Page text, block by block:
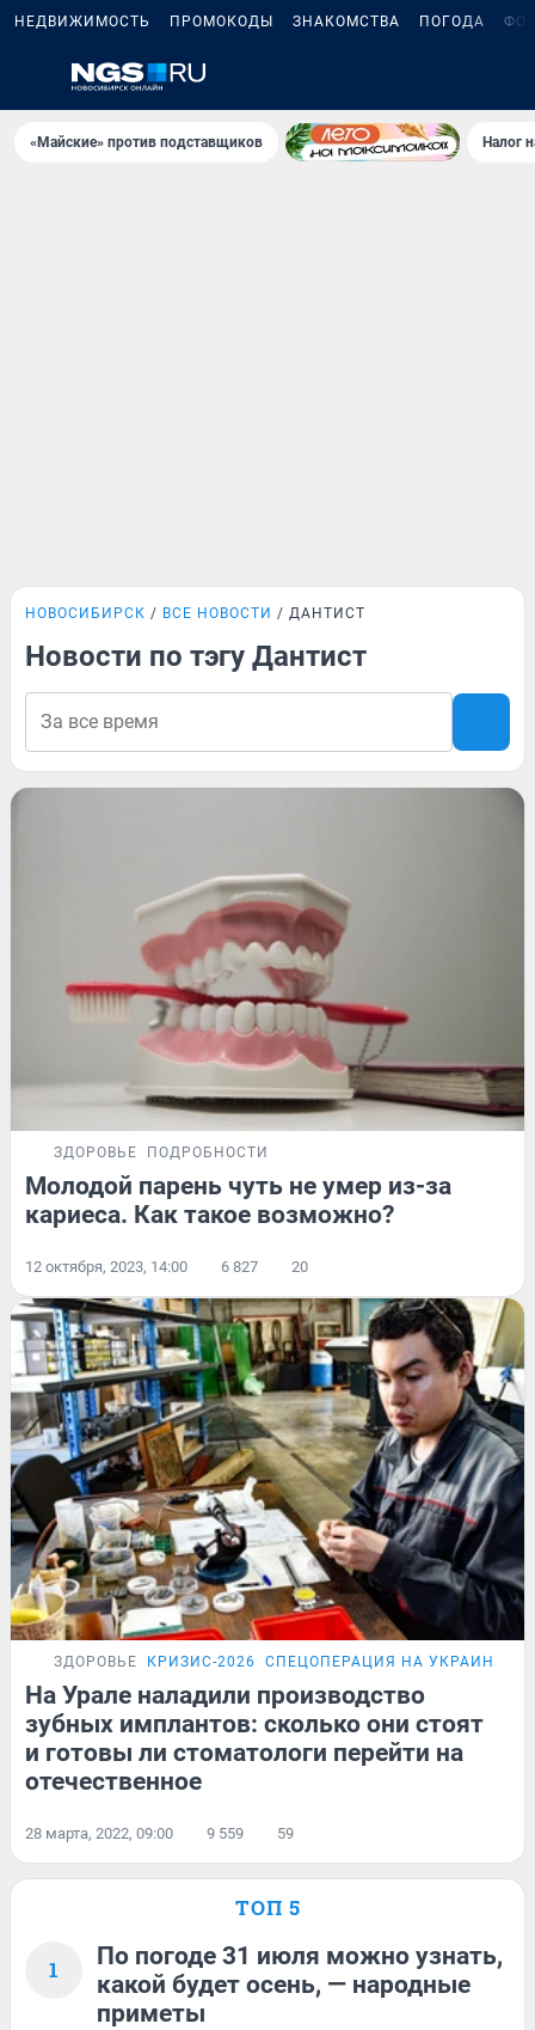
НЕДВИЖИМОСТЬ ПРОМОКОДЫ ЗНАКОМСТВА ПОГОДА
«Майские» против подставщиков Налог
НОВОСИБИРСК ВСЕ НОВОСТИ ДАНТИСТ
Новости по тэгу Дантист
ЗДОРОВЬЕ ПОДРОБНОСТИ
Молодой парень чуть не умер из-за
кариеса. Как такое возможно?
12 октября, 2023, 14:00 6 827 20
ЗДОРОВЬЕ КРИЗИС-2026 СПЕЦОПЕРАЦИЯ НА УКРАИНЕ
На Урале наладили производство
зубных имплантов: сколько они стоят
и готовы ли стоматологи перейти на
отечественное
28 марта, 2022, 09:00 9 559 59
ТОП 5
1
По погоде 31 июля можно узнать,
какой будет осень, — народные
приметы